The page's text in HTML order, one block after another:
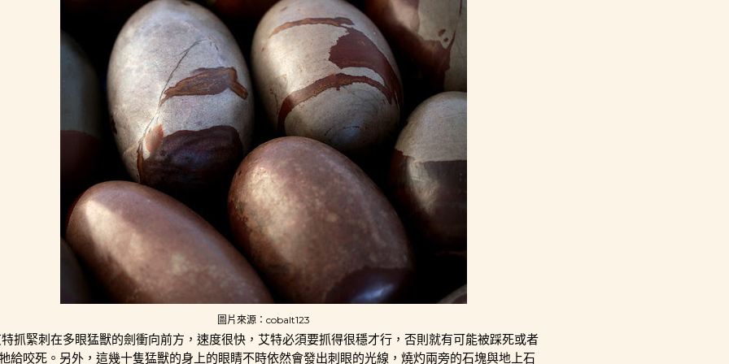
圖片來源：cobalt123
抓緊刺在多眼猛獸的劍衝向前方，速度很快，艾特必須要抓得很穩才行，否則就有可能被踩死或者
給咬死。另外，這幾十隻猛獸的身上的眼睛不時依然會發出刺眼的光線，燒灼兩旁的石塊與地上石